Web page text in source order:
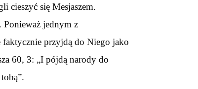
cieszyć się Mesjaszem.
Ponieważ jednym z
przyjdą do Niego jako
60, 3: „I pójdą narody do